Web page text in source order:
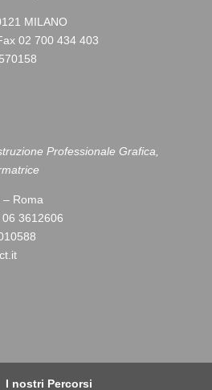
MILANO
02 700 434 403
Professionale Grafica,
– Roma
3612606
I nostri Percorsi